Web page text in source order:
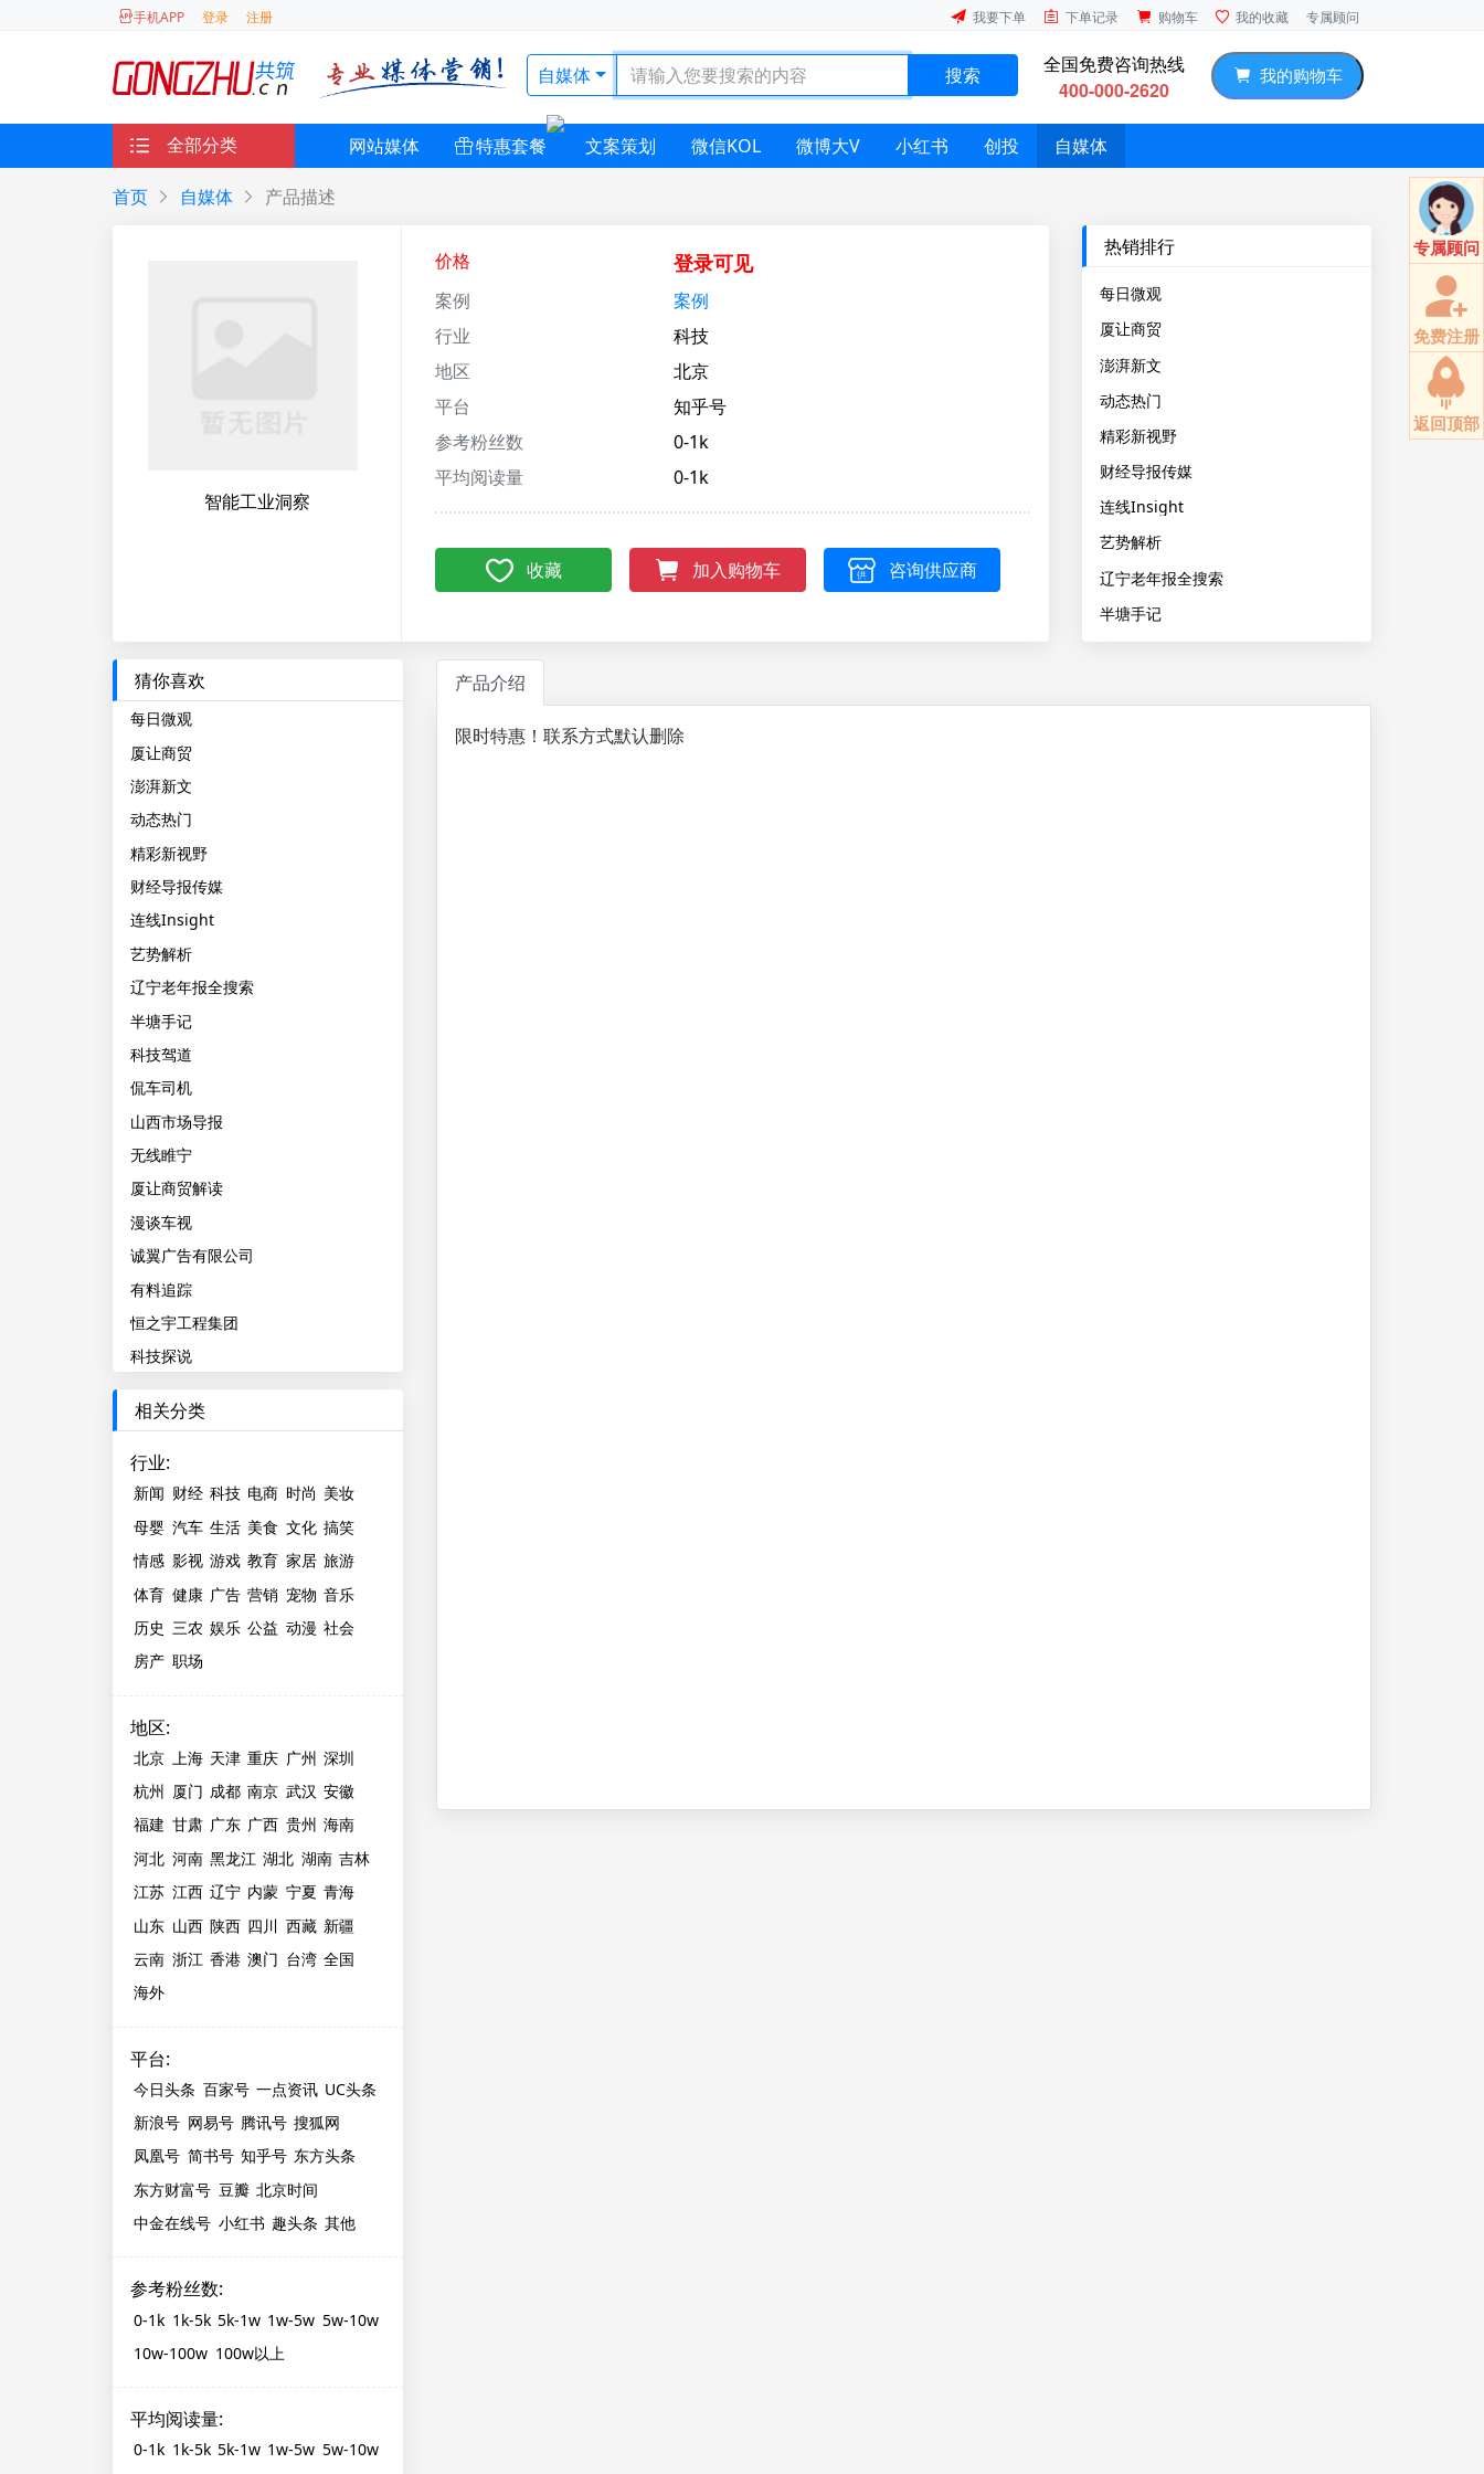
手机APP 登录 注册 我要下单 下单记录 购物车 我的收藏 专属顾问
自媒体 搜索 全国免费咨询热线
400-000-2620
我的购物车
全部分类 网站媒体 特惠套餐 文案策划 微信KOL 微博大V 小红书 创投 自媒体
首页 自媒体 产品描述
智能工业洞察
价格 登录可见
案例
案例
行业
科技
地区
北京
平台
知乎号
参考粉丝数
0-1k
平均阅读量
0-1k
收藏 加入购物车 咨询供应商
热销排行
每日微观
厦让商贸
澎湃新文
动态热门
精彩新视野
财经导报传媒
连线Insight
艺势解析
辽宁老年报全搜索
半塘手记
猜你喜欢
每日微观
厦让商贸
澎湃新文
动态热门
精彩新视野
财经导报传媒
连线Insight
艺势解析
辽宁老年报全搜索
半塘手记
科技驾道
侃车司机
山西市场导报
无线睢宁
厦让商贸解读
漫谈车视
诚翼广告有限公司
有料追踪
恒之宇工程集团
科技探说
相关分类
行业:
新闻 财经 科技 电商 时尚 美妆
母婴 汽车 生活 美食 文化 搞笑
情感 影视 游戏 教育 家居 旅游
体育 健康 广告 营销 宠物 音乐
历史 三农 娱乐 公益 动漫 社会
房产 职场
地区:
北京 上海 天津 重庆 广州 深圳
杭州 厦门 成都 南京 武汉 安徽
福建 甘肃 广东 广西 贵州 海南
河北 河南 黑龙江 湖北 湖南 吉林
江苏 江西 辽宁 内蒙 宁夏 青海
山东 山西 陕西 四川 西藏 新疆
云南 浙江 香港 澳门 台湾 全国
海外
平台:
今日头条 百家号 一点资讯 UC头条
新浪号 网易号 腾讯号 搜狐网
凤凰号 简书号 知乎号 东方头条
东方财富号 豆瓣 北京时间
中金在线号 小红书 趣头条 其他
参考粉丝数:
0-1k 1k-5k 5k-1w 1w-5w 5w-10w
10w-100w 100w以上
平均阅读量:
0-1k 1k-5k 5k-1w 1w-5w 5w-10w
产品介绍
限时特惠！联系方式默认删除
专属顾问
免费注册
返回顶部